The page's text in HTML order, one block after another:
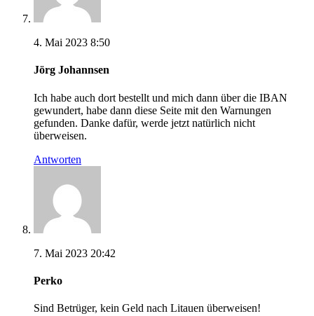
4. Mai 2023 8:50
Jörg Johannsen
Ich habe auch dort bestellt und mich dann über die IBAN
gewundert, habe dann diese Seite mit den Warnungen
gefunden. Danke dafür, werde jetzt natürlich nicht
überweisen.
Antworten
7. Mai 2023 20:42
Perko
Sind Betrüger, kein Geld nach Litauen überweisen!